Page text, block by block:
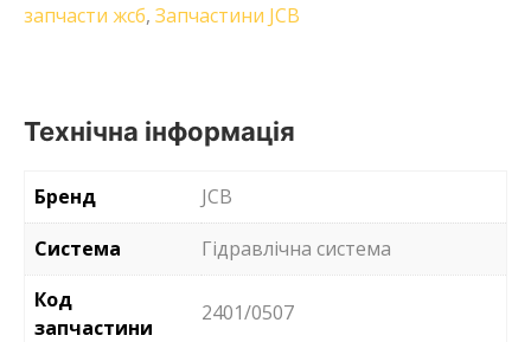
запчасти жсб, Запчастини JCB
Технічна інформація
Бренд
JCB
Система
Гідравлічна система
Код
запчастини
2401/0507